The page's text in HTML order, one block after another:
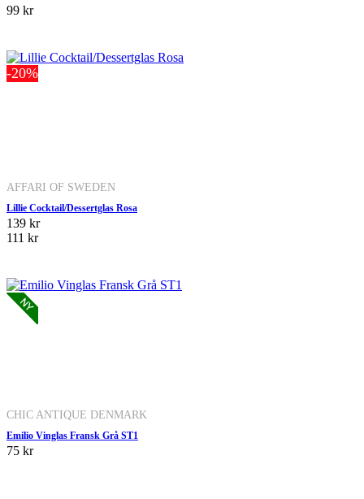
99 kr
-20%
AFFARI OF SWEDEN
Lillie Cocktail/Dessertglas Rosa
139 kr
111 kr
CHIC ANTIQUE DENMARK
Emilio Vinglas Fransk Grå ST1
75 kr